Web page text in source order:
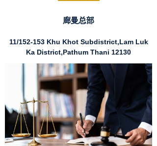
廊曼总部
11/152-153 Khu Khot Subdistrict,Lam Luk
Ka District,Pathum Thani 12130